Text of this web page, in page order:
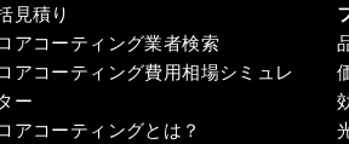
見積り
アコーティング業者検索
アコーティング費用相場シミュレ
ー
アコーティングとは？